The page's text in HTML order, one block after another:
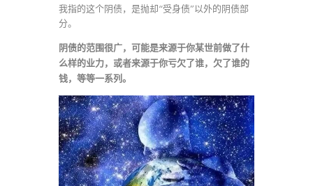
我指的这个阴债，是抛却“受身债”以外的阴债部
分。
阴债的范围很广，可能是来源于你某世前做了什
么样的业力，或者来源于你亏欠了谁，欠了谁的
钱，等等一系列。